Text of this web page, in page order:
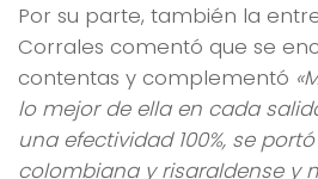
Por su parte, también la
Corrales comentó que se
contentas y complementó
lo mejor de ella en cada
una efectividad 100%, se
colombiana y risaraldense y